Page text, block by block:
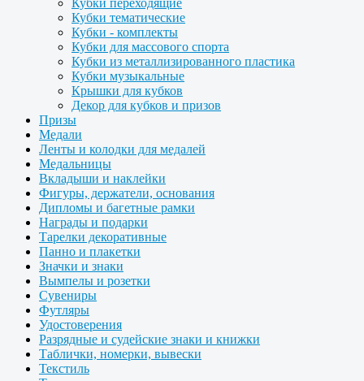
Кубки переходящие
Кубки тематические
Кубки - комплекты
Кубки для массового спорта
Кубки из металлизированного пластика
Кубки музыкальные
Крышки для кубков
Декор для кубков и призов
Призы
Медали
Ленты и колодки для медалей
Медальницы
Вкладыши и наклейки
Фигуры, держатели, основания
Дипломы и багетные рамки
Награды и подарки
Тарелки декоративные
Панно и плакетки
Значки и знаки
Вымпелы и розетки
Сувениры
Футляры
Удостоверения
Разрядные и судейские знаки и книжки
Таблички, номерки, вывески
Текстиль